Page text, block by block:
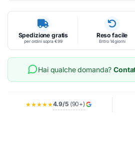
Spedizione gratis
per ordini sopra €99
Reso facile
Entro 14 giorni
Hai qualche domanda?
★★★★★4.9/5(90+)